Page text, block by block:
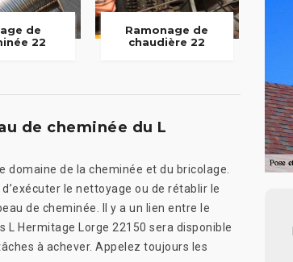
de
22
Ramonage de
chaudière 22
de cheminée du L
domaine de la cheminée et du bricolage.
le nettoyage ou de rétablir le
de cheminée. Il y a un lien entre le
L Hermitage Lorge 22150 sera disponible
à achever. Appelez toujours les